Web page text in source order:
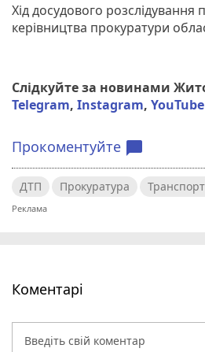
Хід досудового розслідування
керівництва прокуратури
Слідкуйте за новинами
Telegram, Instagram, YouTube
Прокоментуйте chat_bubble
ДТП Прокуратура
Коментарі